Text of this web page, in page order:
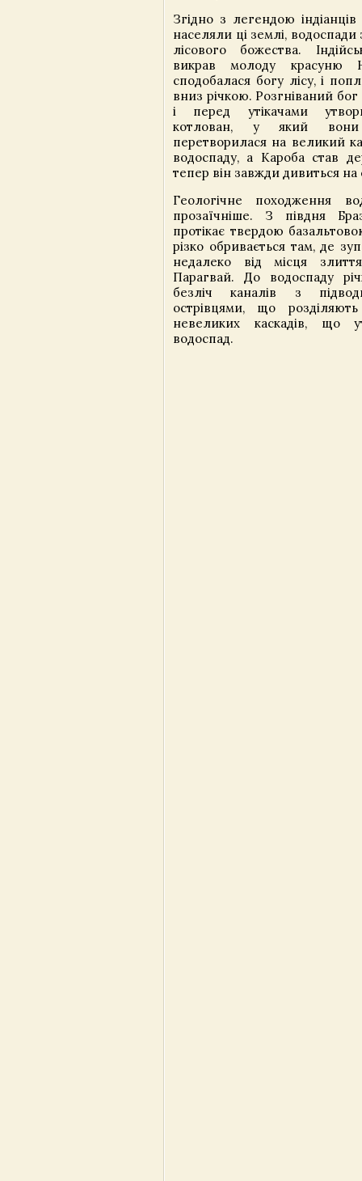
Згідно з легендою індіанців
населяли ці землі,
лісового божества.
викрав молоду красуню
сподобалася богу лісу, і
вниз річкою. Розгніваний бог
і перед утікачами
котлован, у який
перетворилася на великий
водоспаду, а Кароба став
тепер він завжди дивиться
Геологічне походження
прозаїчніше. З півдня
протікає твердою
різко обривається там, де
недалеко від місця
Парагвай. До водоспаду
безліч каналів з
острівцями, що
невеликих каскадів, що
водоспад.